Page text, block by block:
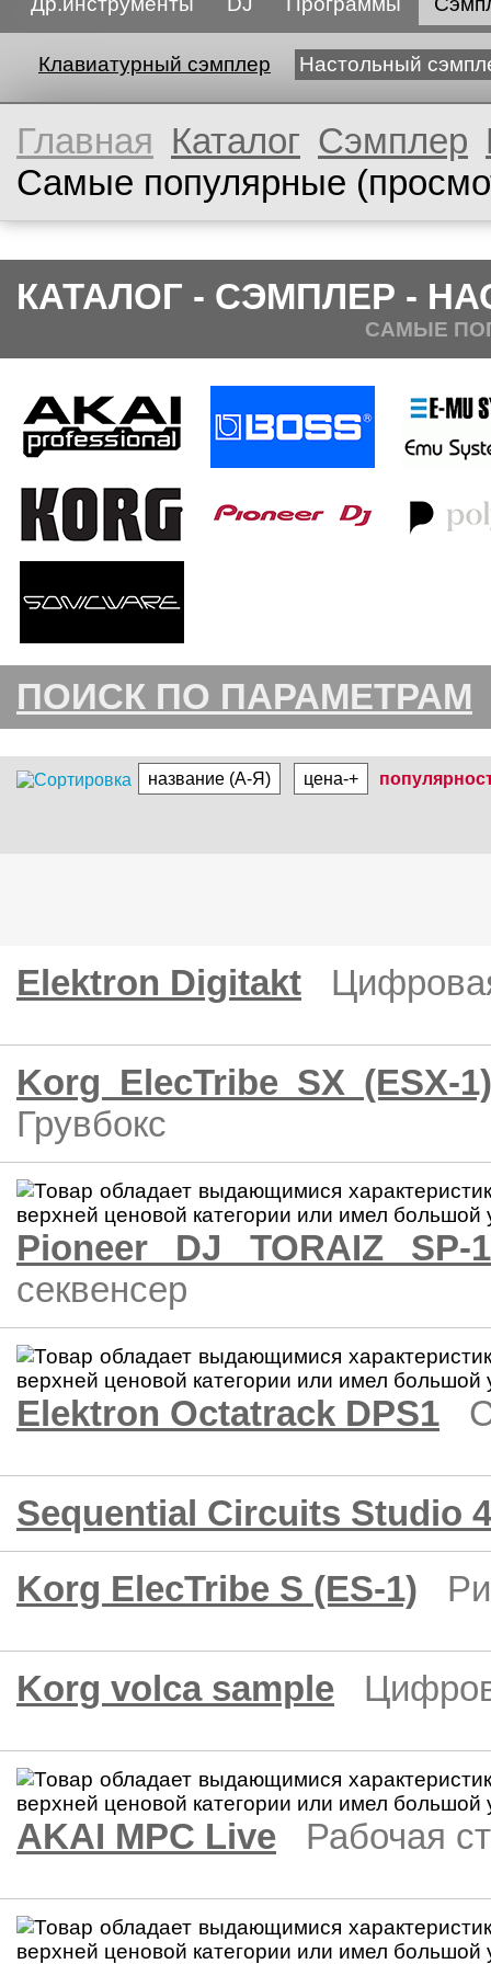
Клавиатурный сэмплер Настольный
Главная Каталог Сэмплер
Самые популярные
КАТАЛОГ - СЭМПЛЕР -
САМЫЕ
ПОИСК ПО ПАРАМЕТРАМ
название (А-Я) цена-+
Elektron Digitakt
Korg ElecTribe SX (ESX-1)
Грувбокс
Pioneer DJ TORAIZ SP-
секвенсер
Elektron Octatrack DPS1
Sequential Circuits Studio
Korg ElecTribe S (ES-1)
Korg volca sample
AKAI MPC Live Рабочая